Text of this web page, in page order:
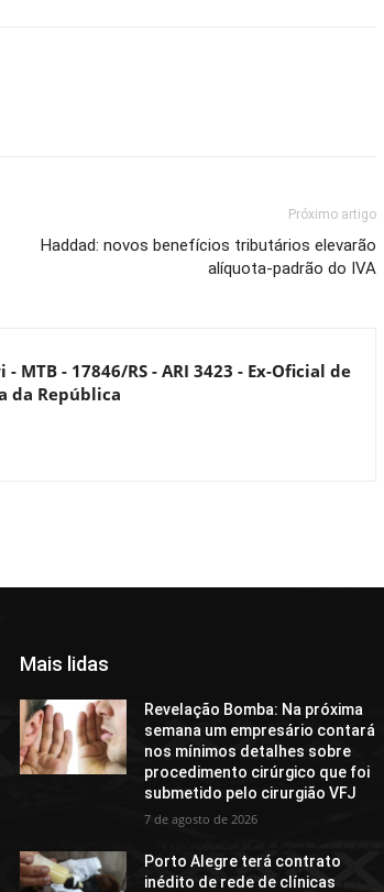
Próximo artigo
Haddad: novos benefícios tributários elevarão
alíquota-padrão do IVA
MTB - 17846/RS - ARI 3423 - Ex-Oficial de
da República
Mais lidas
Revelação Bomba: Na próxima
semana um empresário contará
nos mínimos detalhes sobre
procedimento cirúrgico que foi
submetido pelo cirurgião VFJ
7 de agosto de 2026
Porto Alegre terá contrato
inédito de rede de clínicas